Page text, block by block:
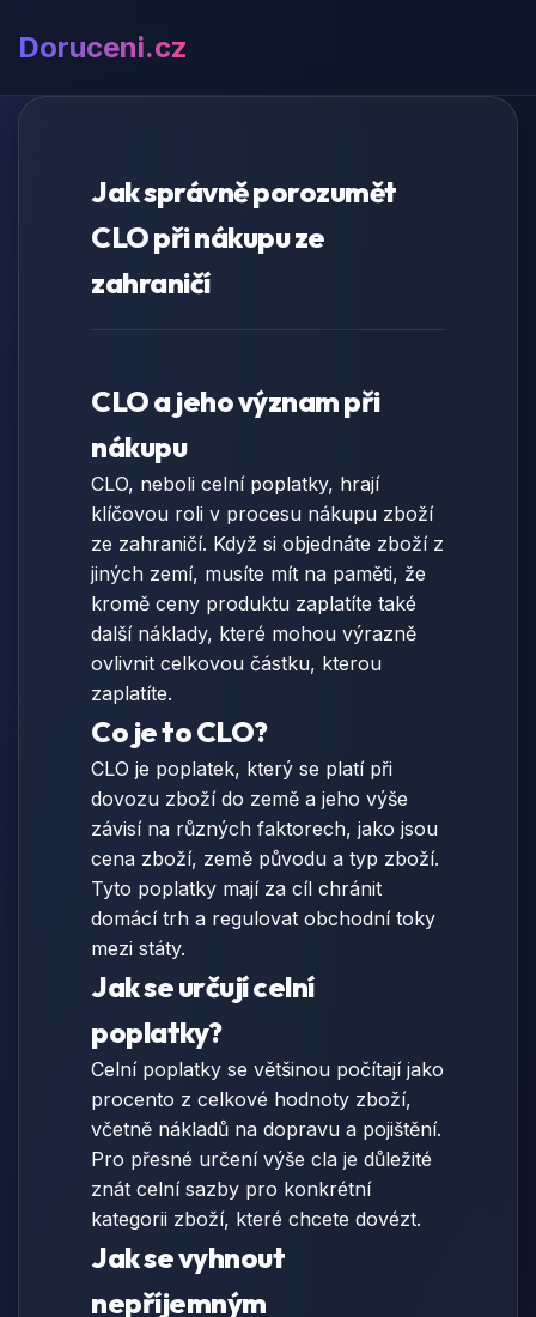
Doruceni.cz
Jak správně porozumět
CLO při nákupu ze
zahraničí
CLO a jeho význam při
nákupu
CLO, neboli celní poplatky, hrají
klíčovou roli v procesu nákupu zboží
ze zahraničí. Když si objednáte zboží z
jiných zemí, musíte mít na paměti, že
kromě ceny produktu zaplatíte také
další náklady, které mohou výrazně
ovlivnit celkovou částku, kterou
zaplatíte.
Co je to CLO?
CLO je poplatek, který se platí při
dovozu zboží do země a jeho výše
závisí na různých faktorech, jako jsou
cena zboží, země původu a typ zboží.
Tyto poplatky mají za cíl chránit
domácí trh a regulovat obchodní toky
mezi státy.
Jak se určují celní
poplatky?
Celní poplatky se většinou počítají jako
procento z celkové hodnoty zboží,
včetně nákladů na dopravu a pojištění.
Pro přesné určení výše cla je důležité
znát celní sazby pro konkrétní
kategorii zboží, které chcete dovézt.
Jak se vyhnout
nepříjemným